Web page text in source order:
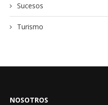
Sucesos
Turismo
NOSOTROS